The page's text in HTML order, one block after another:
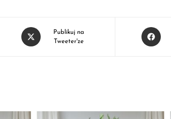
Publikuj na
Tweeter'ze